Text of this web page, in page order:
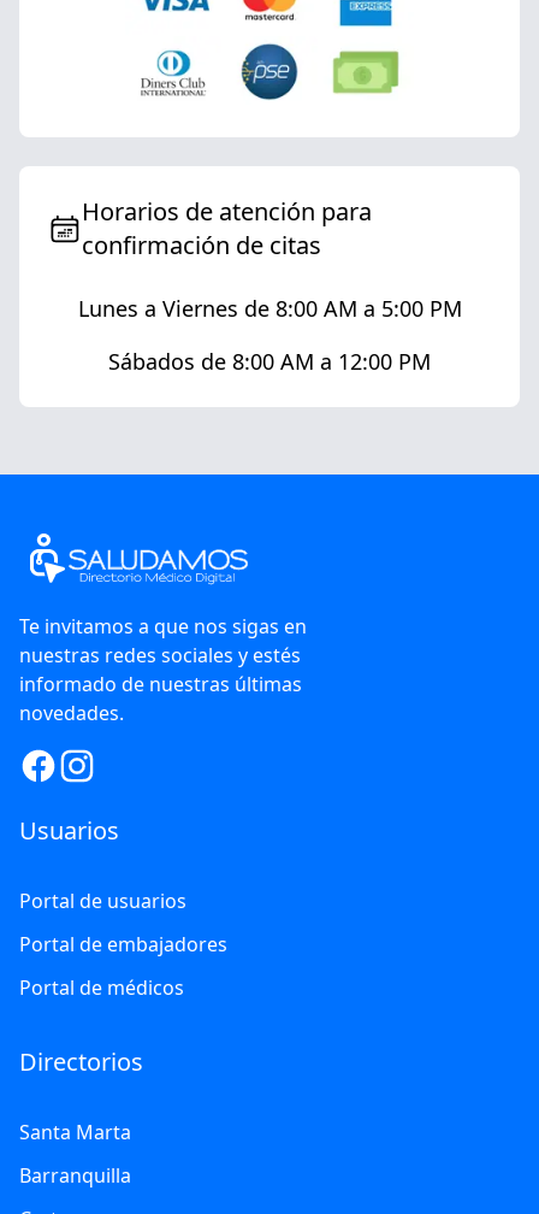
Horarios de atención para
confirmación de citas
Lunes a Viernes de 8:00 AM a 5:00 PM
Sábados de 8:00 AM a 12:00 PM
Te invitamos a que nos sigas en
nuestras redes sociales y estés
informado de nuestras últimas
novedades.
Usuarios
Portal de usuarios
Portal de embajadores
Portal de médicos
Directorios
Santa Marta
Barranquilla